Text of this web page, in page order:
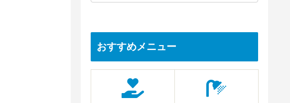
おすすめメニュー